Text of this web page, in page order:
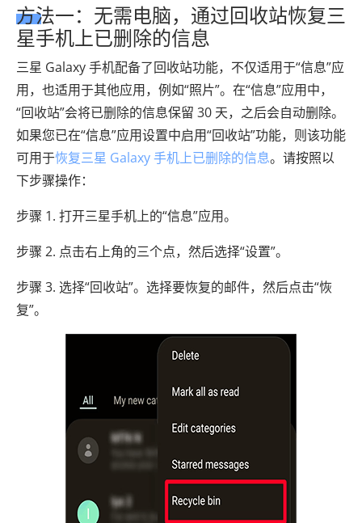
方法一：无需电脑，通过回收站恢复三
星手机上已删除的信息
三星 Galaxy 手机配备了回收站功能，不仅适用于“信息”应
用，也适用于其他应用，例如“照片”。在“信息”应用中，
“回收站”会将已删除的信息保留 30 天，之后会自动删除。
如果您已在“信息”应用设置中启用“回收站”功能，则该功能
可用于恢复三星 Galaxy 手机上已删除的信息。请按照以
下步骤操作：
步骤 1. 打开三星手机上的“信息”应用。
步骤 2. 点击右上角的三个点，然后选择“设置”。
步骤 3. 选择“回收站”。选择要恢复的邮件，然后点击“恢
复”。